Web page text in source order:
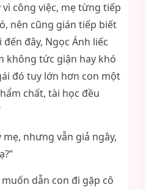
công việc, mẹ từng tiếp
nên cũng gián tiếp biết
đến đây, Ngọc Ánh liếc
không tức giận hay khó
đó tuy lớn hơn con một
chất, tài học đều
nhưng vẫn giả ngây,
dẫn con đi gặp cô